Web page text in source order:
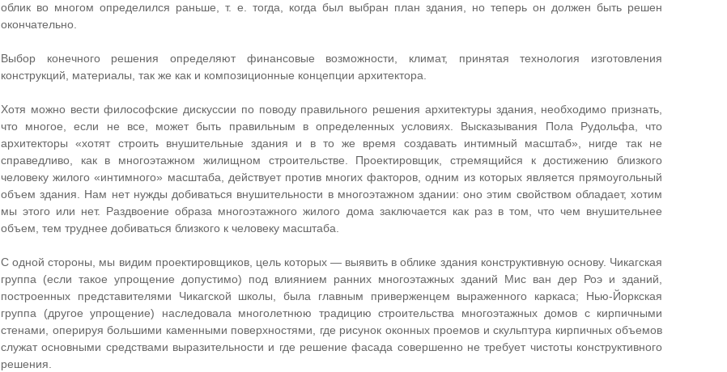
облик во многом определился раньше, т. е. тогда, когда был выбран план здания, но теперь он должен быть решен
окончательно.
Выбор конечного решения определяют финансовые возможности, климат, принятая технология изготовления
конструкций, материалы, так же как и композиционные концепции архитектора.
Хотя можно вести философские дискуссии по поводу правильного решения архитектуры здания, необходимо признать,
что многое, если не все, может быть правильным в определенных условиях. Высказывания Пола Рудольфа, что
архитекторы «хотят строить внушительные здания и в то же время создавать интимный масштаб», нигде так не
справедливо, как в многоэтажном жилищном строительстве. Проектировщик, стремящийся к достижению близкого
человеку жилого «интимного» масштаба, действует против многих факторов, одним из которых является прямоугольный
объем здания. Нам нет нужды добиваться внушительности в многоэтажном здании: оно этим свойством обладает, хотим
мы этого или нет. Раздвоение образа многоэтажного жилого дома заключается как раз в том, что чем внушительнее
объем, тем труднее добиваться близкого к человеку масштаба.
С одной стороны, мы видим проектировщиков, цель которых — выявить в облике здания конструктивную основу. Чикагская
группа (если такое упрощение допустимо) под влиянием ранних многоэтажных зданий Мис ван дер Роэ и зданий,
построенных представителями Чикагской школы, была главным приверженцем выраженного каркаса; Нью-Йоркская
группа (другое упрощение) наследовала многолетнюю традицию строительства многоэтажных домов с кирпичными
стенами, оперируя большими каменными поверхностями, где рисунок оконных проемов и скульптура кирпичных объемов
служат основными средствами выразительности и где решение фасада совершенно не требует чистоты конструктивного
решения.